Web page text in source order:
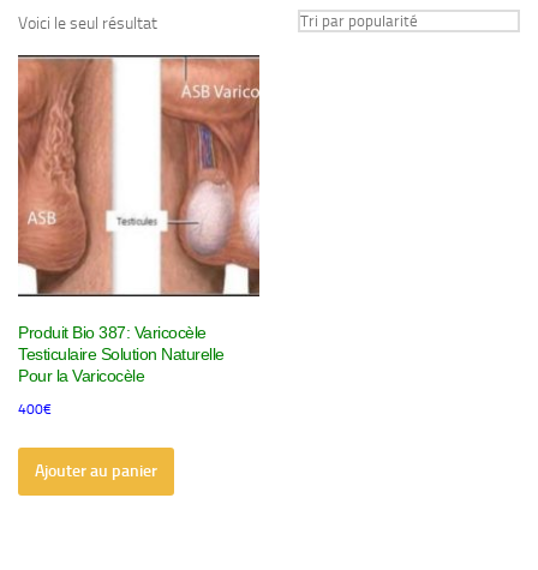
Voici le seul résultat
Produit Bio 387: Varicocèle
Testiculaire Solution Naturelle
Pour la Varicocèle
400€
Ajouter au panier